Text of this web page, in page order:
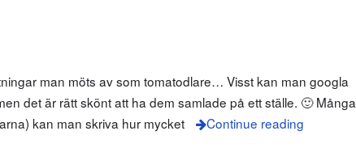
man möts av som tomatodlare… Visst kan man googla
det är rätt skönt att ha dem samlade på ett ställe. 🙂 Många
kan man skriva hur mycket
Continue reading